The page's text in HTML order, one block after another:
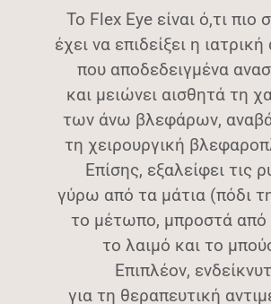
Το Flex Eye είναι ό,τι πιο
έχει να επιδείξει η
που αποδεδειγμένα
και μειώνει αισθητά τη
των άνω βλεφάρων,
τη χειρουργική
Επίσης, εξαλείφει τις
γύρω από τα μάτια (πόδι
το μέτωπο, μπροστά από
το λαιμό και το
Επιπλέον,
για τη θεραπευτική